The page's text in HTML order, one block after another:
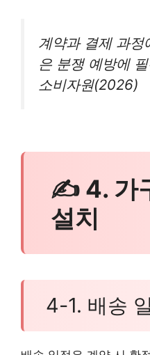
계약과 결제 과정
은 분쟁 예방에
소비자원(2026)
✍ 4. 가
설치
4-1. 배송